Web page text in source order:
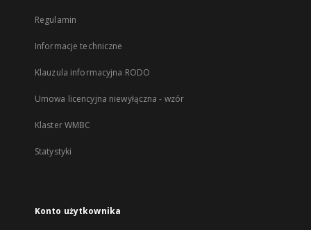
Regulamin
Informacje techniczne
Klauzula informacyjna RODO
Umowa licencyjna niewyłączna - wzór
Klaster WMBC
Statystyki
Konto użytkownika